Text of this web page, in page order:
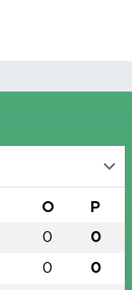
O P
0 0
0 0